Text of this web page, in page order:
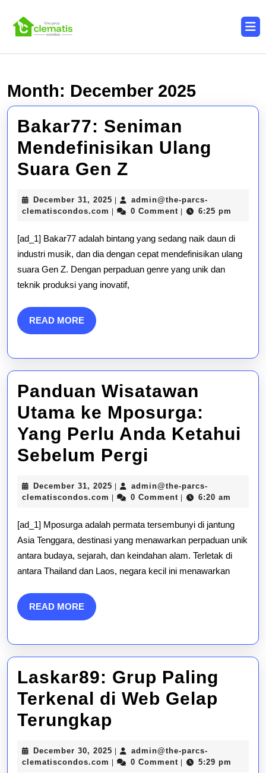
content
Month: December 2025
Bakar77: Seniman
Mendefinisikan Ulang
Suara Gen Z
Mendefinisikan
Ulang
Suara
Gen
December 31, 2025 December
31,
admin@the-parcs-
clematiscondos.com admin@the-
clematiscondos.com
0 Comment 6:25 pm
[ad_1] Bakar77 adalah bintang yang sedang naik daun di
industri musik, dan dia dengan cepat mendefinisikan ulang
suara Gen Z. Dengan perpaduan genre yang unik dan
teknik produksi yang inovatif,
READ MOREREAD
MORE
Panduan Wisatawan
Utama ke Mposurga:
Yang Perlu Anda Ketahui
Sebelum Pergi
Utama
ke
Mposurga:
Yang
Sebelum
Pergi
December 31, 2025 December
31,
admin@the-parcs-
clematiscondos.com admin@the-
clematiscondos.com
0 Comment 6:20 am
[ad_1] Mposurga adalah permata tersembunyi di jantung
Asia Tenggara, destinasi yang menawarkan perpaduan unik
antara budaya, sejarah, dan keindahan alam. Terletak di
antara Thailand dan Laos, negara kecil ini menawarkan
READ MOREREAD
MORE
Laskar89: Grup Paling
Terkenal di Web Gelap
Terungkap
Paling
December 30, 2025 December
30,
admin@the-parcs-
clematiscondos.com admin@the-
0 Comment 5:29 pm